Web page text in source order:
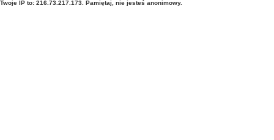
Twoje IP to: 216.73.217.173. Pamiętaj, nie jesteś anonimowy.